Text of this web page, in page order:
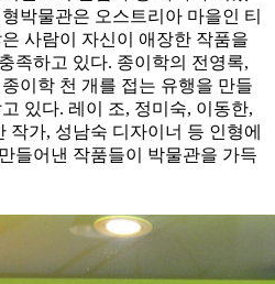
박물관은 오스트리아 마을인 티
사람이 자신이 애장한 작품을
족하고 있다. 종이학의 전영록,
이학 천 개를 접는 유행을 만들
있다. 레이 조, 정미숙, 이동한,
작가, 성남숙 디자이너 등 인형에
들어낸 작품들이 박물관을 가득